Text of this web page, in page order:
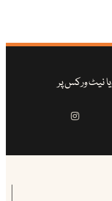
نیٹ ورکس پر